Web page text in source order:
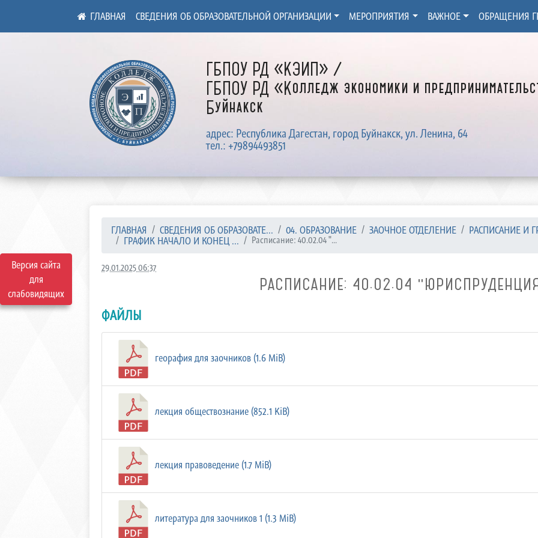
Версия сайта
для
слабовидящих
ГБПОУ РД «КЭИП» /
ГБПОУ РД «Колледж экономики и
Буйнакск
адрес: Республика Дагестан, город Буйнакск, ул. Ленина, 64
тел.: +79894493851
СВЕДЕНИЯ ОБ ОБРАЗОВАТЕЛЬНОЙ ОРГАНИЗАЦИИ МЕРОПРИЯТИЯ ВАЖНОЕ ОБРАЩЕНИЯ
ГЛАВНАЯ СВЕДЕНИЯ ОБ ОБРАЗОВАТЕ... 04. ОБРАЗОВАНИЕ ЗАОЧНОЕ ОТДЕЛЕНИЕ
РАСПИСАНИЕ И
ГРАФИК НАЧАЛО И КОНЕЦ ...
Расписание: 40.02.04 "...
29.01.2025 06:37
РАСПИСАНИЕ: 40.02.04
ФАЙЛЫ
георафия для заочников (1.6 MiB)
лекция обществознание (852.1 KiB)
лекция правоведение (1.7 MiB)
литература для заочников 1 (1.3 MiB)